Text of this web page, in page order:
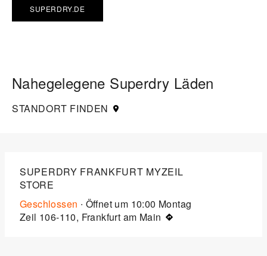
SUPERDRY.DE
Nahegelegene Superdry Läden
STANDORT FINDEN
SUPERDRY FRANKFURT MYZEIL
STORE
Geschlossen ∙ Öffnet um 10:00 Montag
Zeil 106-110, Frankfurt am Main